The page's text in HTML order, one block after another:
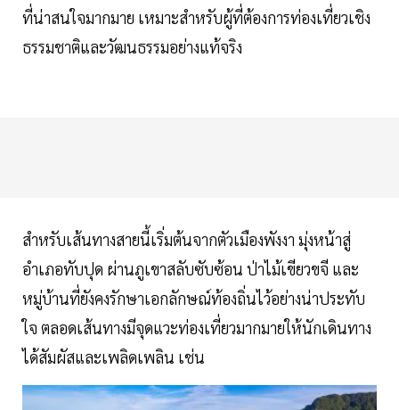
ที่น่าสนใจมากมาย เหมาะสำหรับผู้ที่ต้องการท่องเที่ยวเชิง
ธรรมชาติและวัฒนธรรมอย่างแท้จริง
สำหรับเส้นทางสายนี้เริ่มต้นจากตัวเมืองพังงา มุ่งหน้าสู่
อำเภอทับปุด ผ่านภูเขาสลับซับซ้อน ป่าไม้เขียวขจี และ
หมู่บ้านที่ยังคงรักษาเอกลักษณ์ท้องถิ่นไว้อย่างน่าประทับ
ใจ ตลอดเส้นทางมีจุดแวะท่องเที่ยวมากมายให้นักเดินทาง
ได้สัมผัสและเพลิดเพลิน เช่น